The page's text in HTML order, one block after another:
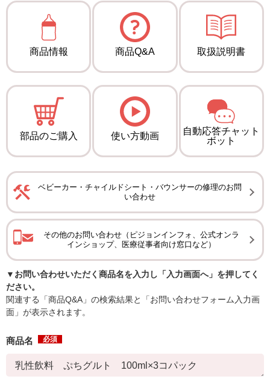
商品情報 商品Q&A 取扱説明書
部品のご購入 使い方動画
自動応答チャット
ボット
ベビーカー・チャイルドシート・バウンサーの修理のお問
い合わせ
その他のお問い合わせ（ピジョンインフォ、公式オンラ
インショップ、医療従事者向け窓口など）
▼お問い合わせいただく商品名を入力し「入力画面へ」を押してく
ださい。
関連する「商品Q&A」の検索結果と「お問い合わせフォーム入力画
面」が表示されます。
商品名 必須